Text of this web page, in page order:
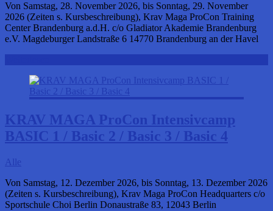
Von Samstag, 28. November 2026, bis Sonntag, 29. November
2026 (Zeiten s. Kursbeschreibung), Krav Maga ProCon Training
Center Brandenburg a.d.H. c/o Gladiator Akademie Brandenburg
e.V. Magdeburger Landstraße 6 14770 Brandenburg an der Havel
KRAV MAGA ProCon Intensivcamp
BASIC 1 / Basic 2 / Basic 3 / Basic 4
Alle
Von Samstag, 12. Dezember 2026, bis Sonntag, 13. Dezember 2026
(Zeiten s. Kursbeschreibung), Krav Maga ProCon Headquarters c/o
Sportschule Choi Berlin Donaustraße 83, 12043 Berlin